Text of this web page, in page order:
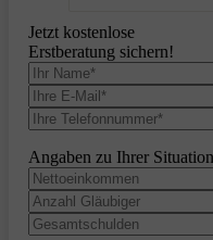
Jetzt kostenlose
Erstberatung sichern!
Angaben zu Ihrer Situation